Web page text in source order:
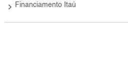
keyboard_arrow_right Financiamento Itaú